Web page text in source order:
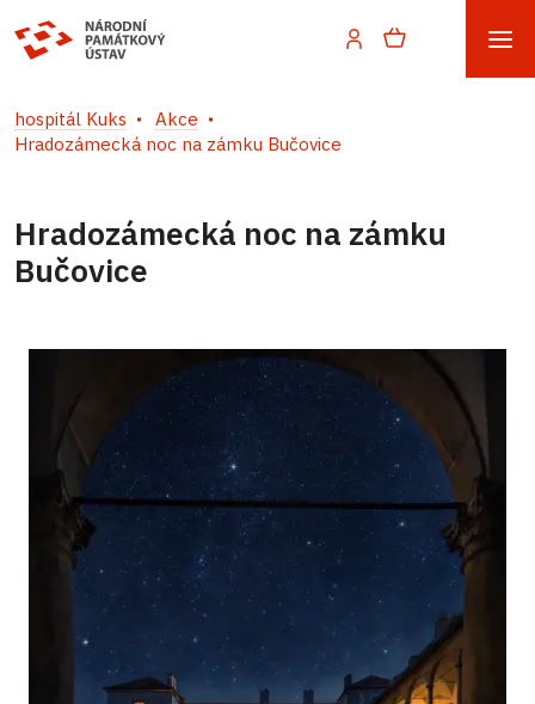
hospitál Kuks
Akce
Hradozámecká noc na zámku Bučovice
Hradozámecká noc na zámku
Bučovice